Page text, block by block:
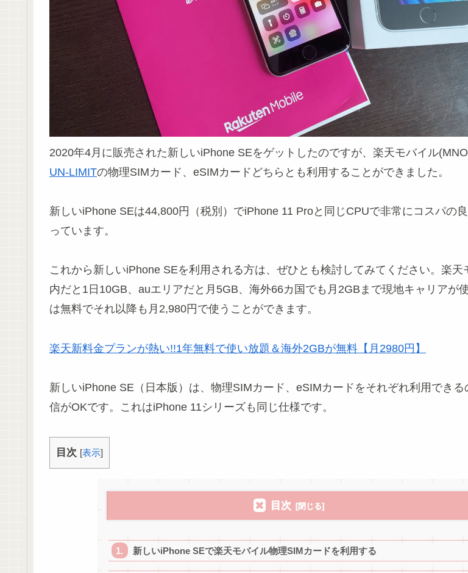
2020年4月に販売された新しいiPhone SEをゲットしたのですが、楽天モバイル
UN-LIMITの物理SIMカード、eSIMカードどちらとも利用することができました。
新しいiPhone SEは44,800円（税別）でiPhone 11 Proと同じCPUで非常にコスパの
っています。
これから新しいiPhone SEを利用される方は、ぜひとも検討してみてください。楽天
内だと1日10GB、auエリアだと月5GB、海外66カ国でも月2GBまで現地キャリアが
は無料でそれ以降も月2,980円で使うことができます。
楽天新料金プランが熱い!!1年無料で使い放題＆海外2GBが無料【月2980円】
新しいiPhone SE（日本版）は、物理SIMカード、eSIMカードをそれぞれ利用できる
信がOKです。これはiPhone 11シリーズも同じ仕様です。
目次 [表示]
目次
新しいiPhone SEで楽天モバイル物理SIMカードを利用する